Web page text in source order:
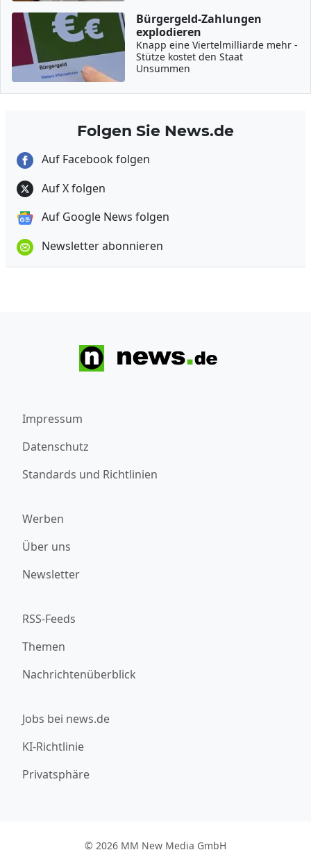
Bürgergeld-Zahlungen
explodieren
Knapp eine Viertelmilliarde mehr -
Stütze kostet den Staat
Unsummen
Folgen Sie News.de
Auf Facebook folgen
Auf X folgen
Auf Google News folgen
Newsletter abonnieren
Impressum
Datenschutz
Standards und Richtlinien
Werben
Über uns
Newsletter
RSS-Feeds
Themen
Nachrichtenüberblick
Jobs bei news.de
KI-Richtlinie
Privatsphäre
© 2026 MM New Media GmbH